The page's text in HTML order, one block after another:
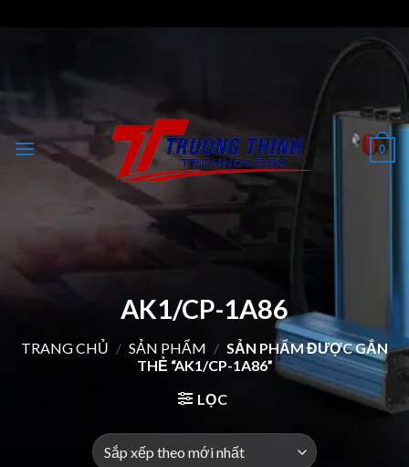
0
AK1/CP-1A86
TRANG CHỦ / SẢN PHẨM / SẢN PHẨM ĐƯỢC GẮN
THẺ “AK1/CP-1A86”
LỌC